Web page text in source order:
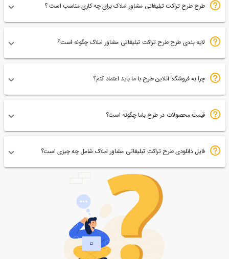
طرح طرح تراکت تبلیغاتی مشاور املاک برای چه کاری مناسب است ؟
لایه بندی طرح طرح تراکت تبلیغاتی مشاور املاک چگونه است؟
چرا به فروشگاه آنلاین طرح با ما باید اعتماد کنم؟
قیمت محصولات در طرح باما چگونه است؟
فایل دانلودی طرح تراکت تبلیغاتی مشاور املاک شامل چه چیزی است؟